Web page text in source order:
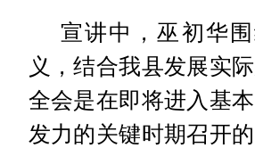
宣讲中，巫初华
义，结合我县发展实
全会是在即将进入基
发力的关键时期召开